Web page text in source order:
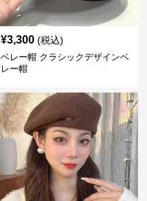
¥3,300 (税込)
ベレー帽 クラシックデザインベ
レー帽